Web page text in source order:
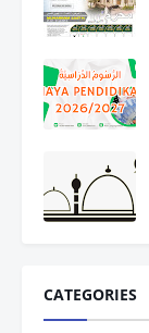
CATEGORIES